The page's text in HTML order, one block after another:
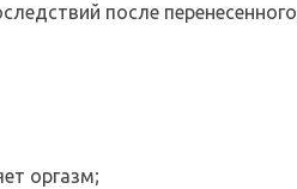
после перенесенного
оргазм;